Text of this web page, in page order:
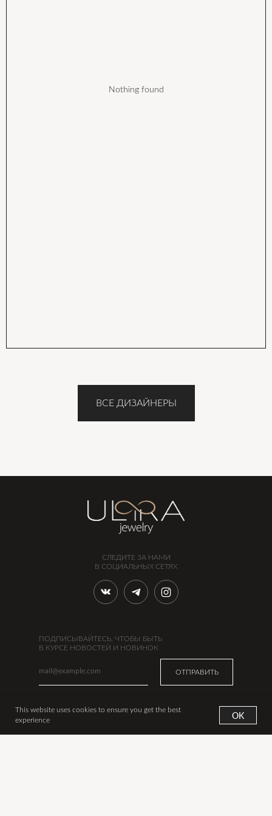
Nothing found
ВСЕ ДИЗАЙНЕРЫ
This website uses cookies to ensure you get the best
experience
OK
СЛЕДИТЕ ЗА НАМИ
В СОЦИАЛЬНЫХ СЕТЯХ
ПОДПИСЫВАЙТЕСЬ, ЧТОБЫ БЫТЬ
В КУРСЕ НОВОСТЕЙ И НОВИНОК
ОТПРАВИТЬ